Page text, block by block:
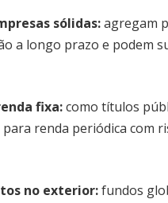
sólidas:agregam
a longo prazo e podem
fixa:como títulos
renda periódica com
no exterior:fundos